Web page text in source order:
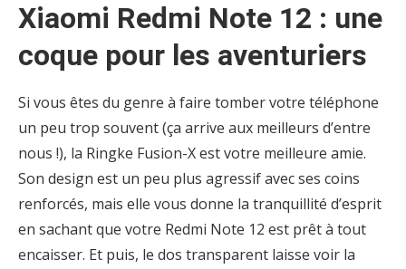
Xiaomi Redmi Note 12 : une
coque pour les aventuriers
Si vous êtes du genre à faire tomber votre téléphone
un peu trop souvent (ça arrive aux meilleurs d’entre
nous !), la Ringke Fusion-X est votre meilleure amie.
Son design est un peu plus agressif avec ses coins
renforcés, mais elle vous donne la tranquillité d’esprit
en sachant que votre Redmi Note 12 est prêt à tout
encaisser. Et puis, le dos transparent laisse voir la